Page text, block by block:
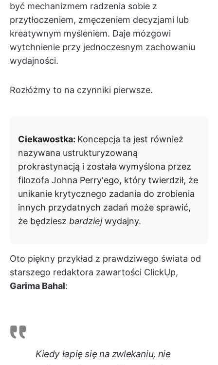
być mechanizmem radzenia sobie z
przytłoczeniem, zmęczeniem decyzjami lub
kreatywnym myśleniem. Daje mózgowi
wytchnienie przy jednoczesnym zachowaniu
wydajności.
Rozłóżmy to na czynniki pierwsze.
Ciekawostka: Koncepcja ta jest również
nazywana ustrukturyzowaną
prokrastynacją i została wymyślona przez
filozofa Johna Perry'ego, który twierdził, że
unikanie krytycznego zadania do zrobienia
innych przydatnych zadań może sprawić,
że będziesz bardziejwydajny.
Oto piękny przykład z prawdziwego świata od
starszego redaktora zawartości ClickUp,
Garima Bahal:
Kiedy łapię się na zwlekaniu, nie